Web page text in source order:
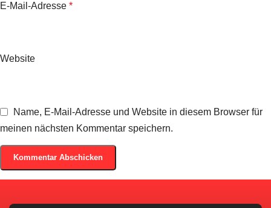
E-Mail-Adresse *
Website
Name, E-Mail-Adresse und Website in diesem Browser für
meinen nächsten Kommentar speichern.